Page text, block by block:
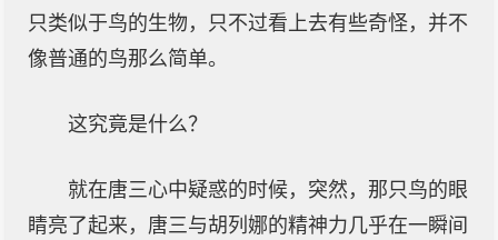
只类似于鸟的生物，只不过看上去有些奇怪，并不
像普通的鸟那么简单。
这究竟是什么？
就在唐三心中疑惑的时候，突然，那只鸟的眼
睛亮了起来，唐三与胡列娜的精神力几乎在一瞬间